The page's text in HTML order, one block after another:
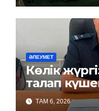
ӘЛЕУМЕТ
Көлік
талап
ТАМ 6, 2026